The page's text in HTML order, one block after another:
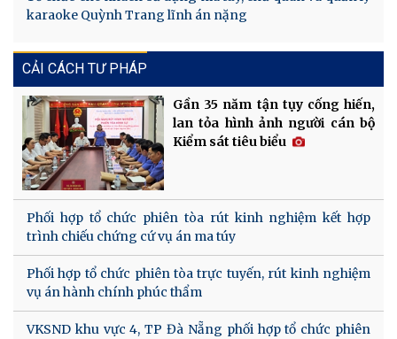
karaoke Quỳnh Trang lĩnh án nặng
CẢI CÁCH TƯ PHÁP
Gần 35 năm tận tụy cống hiến,
lan tỏa hình ảnh người cán bộ
Kiểm sát tiêu biểu
Phối hợp tổ chức phiên tòa rút kinh nghiệm kết hợp
trình chiếu chứng cứ vụ án ma túy
Phối hợp tổ chức phiên tòa trực tuyến, rút kinh nghiệm
vụ án hành chính phúc thẩm
VKSND khu vực 4, TP Đà Nẵng phối hợp tổ chức phiên